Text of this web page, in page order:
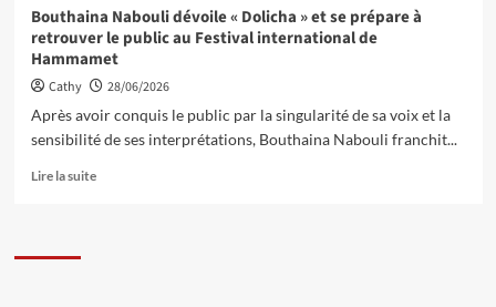
Bouthaina Nabouli dévoile « Dolicha » et se prépare à
retrouver le public au Festival international de
Hammamet
Cathy
28/06/2026
Après avoir conquis le public par la singularité de sa voix et la
sensibilité de ses interprétations, Bouthaina Nabouli franchit...
Lire la suite